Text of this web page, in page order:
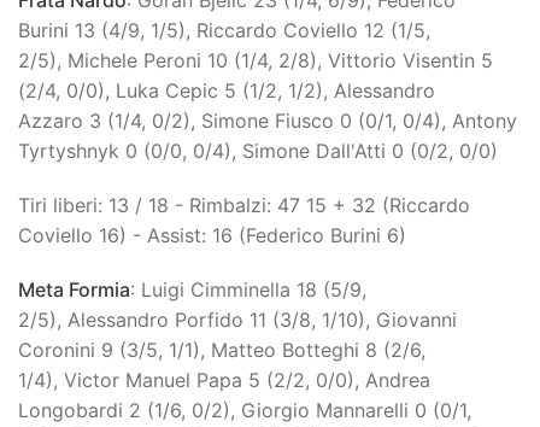
Burini 13 (4/9, 1/5), Riccardo Coviello 12 (1/5,
2/5), Michele Peroni 10 (1/4, 2/8), Vittorio Visentin 5
(2/4, 0/0), Luka Cepic 5 (1/2, 1/2), Alessandro
Azzaro 3 (1/4, 0/2), Simone Fiusco 0 (0/1, 0/4), Antony
Tyrtyshnyk 0 (0/0, 0/4), Simone Dall'Atti 0 (0/2, 0/0)
Tiri liberi: 13 / 18 - Rimbalzi: 47 15 + 32 (Riccardo
Coviello 16) - Assist: 16 (Federico Burini 6)
Meta Formia: Luigi Cimminella 18 (5/9,
2/5), Alessandro Porfido 11 (3/8, 1/10), Giovanni
Coronini 9 (3/5, 1/1), Matteo Botteghi 8 (2/6,
1/4), Victor Manuel Papa 5 (2/2, 0/0), Andrea
Longobardi 2 (1/6, 0/2), Giorgio Mannarelli 0 (0/1,